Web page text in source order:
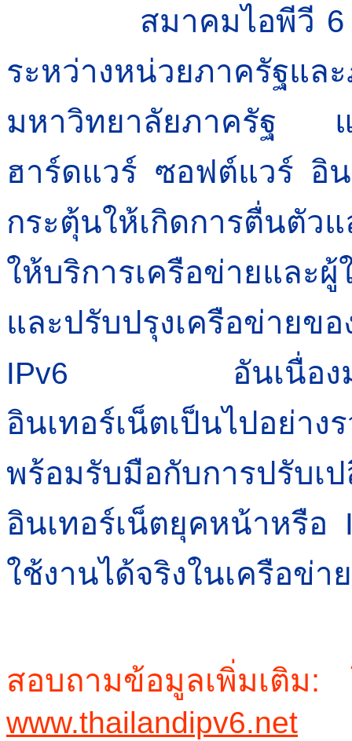
สมาคมไอพีวี 6 ปร
ระหว่างหน่วยภาค
มหาวิทยาลัยภาครัฐ แ
ฮาร์ดแวร์ ซอฟต์แวร์ อิ
กระตุ้นให้เกิดการตื่นตัว
ให้บริการเครือข่ายและ
และปรับปรุงเครือข่ายข
IPv6 อันเนื่อ
อินเทอร์เน็ตเป็นไปอย่า
พร้อมรับมือกับการปรับเ
อินเทอร์เน็ตยุคหน้าหรือ
ใช้งานได้จริงในเครือข่า
สอบถามข้อมูลเพิ่มเติม
www.thailandipv6.net